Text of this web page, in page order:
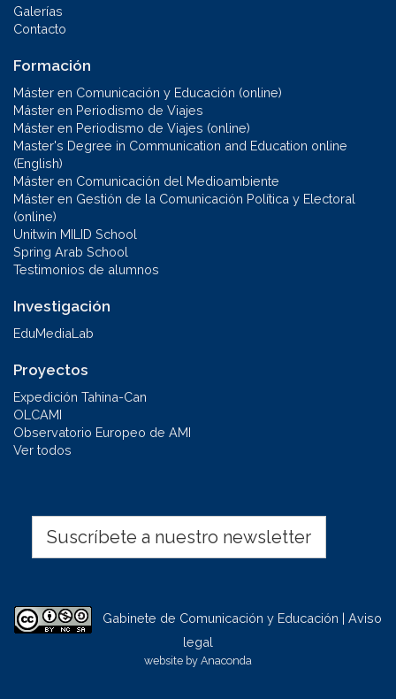
Galerías
Contacto
Formación
Máster en Comunicación y Educación (online)
Máster en Periodismo de Viajes
Máster en Periodismo de Viajes (online)
Master's Degree in Communication and Education online
(English)
Máster en Comunicación del Medioambiente
Máster en Gestión de la Comunicación Política y Electoral
(online)
Unitwin MILID School
Spring Arab School
Testimonios de alumnos
Investigación
EduMediaLab
Proyectos
Expedición Tahina-Can
OLCAMI
Observatorio Europeo de AMI
Ver todos
Suscríbete a nuestro newsletter
Gabinete de Comunicación y Educación | Aviso
legal
website by Anaconda